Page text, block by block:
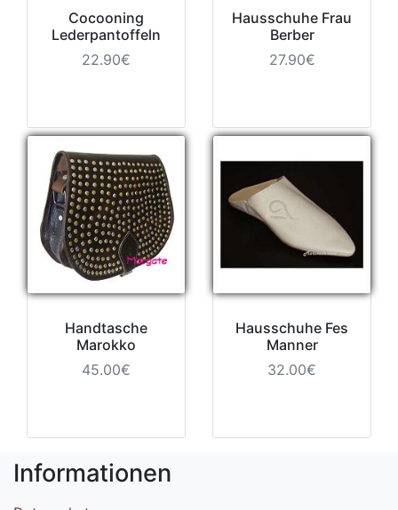
Cocooning
Lederpantoffeln
22.90€
Hausschuhe Frau
Berber
27.90€
Handtasche
Marokko
45.00€
Hausschuhe Fes
Manner
32.00€
Informationen